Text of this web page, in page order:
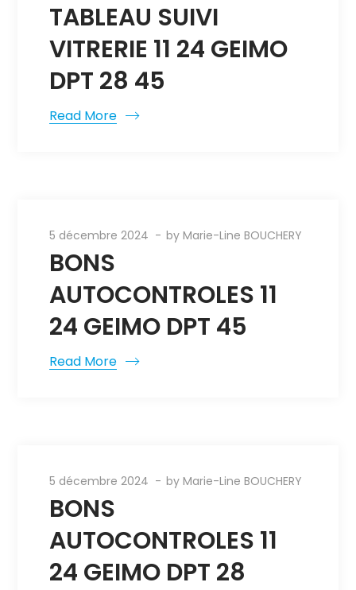
TABLEAU SUIVI
VITRERIE 11 24 GEIMO
DPT 28 45
Read More
5 décembre 2024 byMarie-Line BOUCHERY
BONS
AUTOCONTROLES 11
24 GEIMO DPT 45
Read More
5 décembre 2024 byMarie-Line BOUCHERY
BONS
AUTOCONTROLES 11
24 GEIMO DPT 28